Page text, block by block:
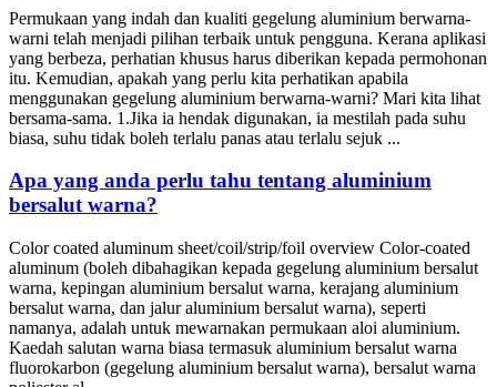
Permukaan yang indah dan kualiti gegelung aluminium berwarna-
warni telah menjadi pilihan terbaik untuk pengguna. Kerana aplikasi
yang berbeza, perhatian khusus harus diberikan kepada permohonan
itu. Kemudian, apakah yang perlu kita perhatikan apabila
menggunakan gegelung aluminium berwarna-warni? Mari kita lihat
bersama-sama. 1.Jika ia hendak digunakan, ia mestilah pada suhu
biasa, suhu tidak boleh terlalu panas atau terlalu sejuk ...
Apa yang anda perlu tahu tentang aluminium
bersalut warna?
Color coated aluminum sheet/coil/strip/foil overview Color-coated
aluminum (boleh dibahagikan kepada gegelung aluminium bersalut
warna, kepingan aluminium bersalut warna, kerajang aluminium
bersalut warna, dan jalur aluminium bersalut warna), seperti
namanya, adalah untuk mewarnakan permukaan aloi aluminium.
Kaedah salutan warna biasa termasuk aluminium bersalut warna
fluorokarbon (gegelung aluminium bersalut warna), bersalut warna